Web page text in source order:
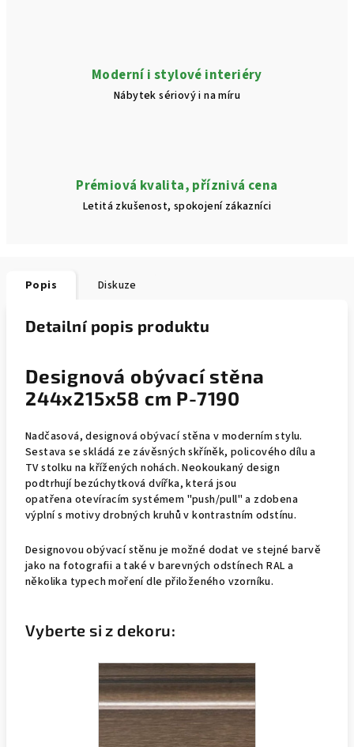
Moderní i stylové interiéry
Nábytek sériový i na míru
Prémiová kvalita, příznivá cena
Letitá zkušenost, spokojení zákazníci
Popis Diskuze
Detailní popis produktu
Designová obývací stěna
244x215x58 cm P-7190
Nadčasová, designová obývací stěna v moderním stylu.
Sestava se skládá ze závěsných skříněk, policového dílu a
TV stolku na křížených nohách. Neokoukaný design
podtrhujíbezúchytková dvířka, která jsou
opatřena otevíracímsystémem "push/pull"a zdobena
výplní s motivy drobných kruhů v kontrastním odstínu.
Designovou obývací stěnu je možné dodat ve stejné barvě
jako na fotografii a také v barevných odstínech RAL a
několika typech moření dle přiloženého vzorníku.
Vyberte si z dekoru: